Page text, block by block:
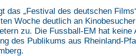
das „Festival des deutschen
Woche deutlich an
zu. Die Fussball-EM hat keine
des Publikums aus Rheinland-